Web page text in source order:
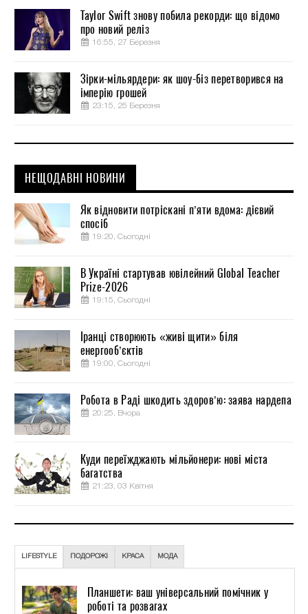
Taylor Swift знову побила рекорди: що відомо
про новий реліз
16:55, 27 Березня
Зірки-мільярдери: як шоу-біз перетворився на
імперію грошей
23:15, 25 Березня
НЕЩОДАВНІ НОВИНИ
Як відновити потріскані п’яти вдома: дієвий
спосіб
19:20, Сьогодні
В Україні стартував ювілейний Global Teacher
Prize-2026
19:15, Сьогодні
Іранці створюють «живі щити» біля
енергооб’єктів
19:00, Сьогодні
Робота в Раді шкодить здоров’ю: заява нардепа
20:25, Вчора
Куди переїжджають мільйонери: нові міста
багатства
21:23, 03 Квітня
LIFESTYLE ПОДОРОЖІ КРАСА МОДА
Планшети: ваш універсальний помічник у
роботі та розвагах